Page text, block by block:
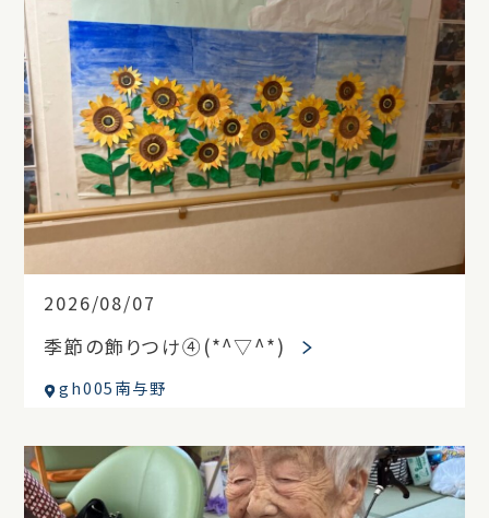
2026/08/07
季節の飾りつけ④(*^▽^*)
gh005南与野